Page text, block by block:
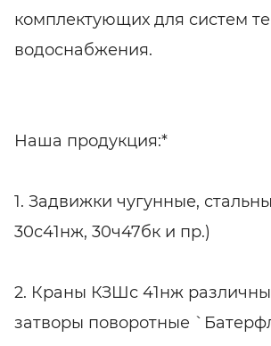
комплектующих для систем
водоснабжения.
Наша продукция:*
1. Задвижки чугунные,
30с41нж, 30ч47бк и пр.)
2. Краны КЗШс 41нж
затворы поворотные